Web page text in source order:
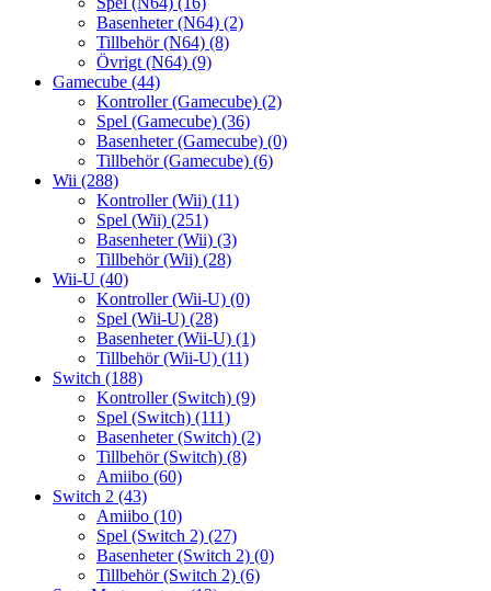
Basenheter (N64) (2)
Tillbehör (N64) (8)
Övrigt (N64) (9)
Gamecube (44)
Kontroller (Gamecube) (2)
Spel (Gamecube) (36)
Basenheter (Gamecube) (0)
Tillbehör (Gamecube) (6)
Wii (288)
Kontroller (Wii) (11)
Spel (Wii) (251)
Basenheter (Wii) (3)
Tillbehör (Wii) (28)
Wii-U (40)
Kontroller (Wii-U) (0)
Spel (Wii-U) (28)
Basenheter (Wii-U) (1)
Tillbehör (Wii-U) (11)
Switch (188)
Kontroller (Switch) (9)
Spel (Switch) (111)
Basenheter (Switch) (2)
Tillbehör (Switch) (8)
Amiibo (60)
Switch 2 (43)
Amiibo (10)
Spel (Switch 2) (27)
Basenheter (Switch 2) (0)
Tillbehör (Switch 2) (6)